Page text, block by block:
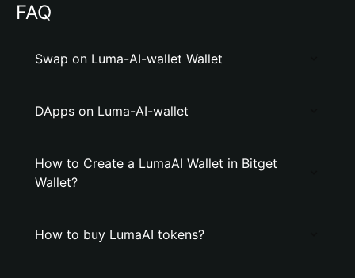
FAQ
Swap on Luma-AI-wallet Wallet
DApps on Luma-AI-wallet
How to Create a LumaAI Wallet in Bitget
Wallet?
How to buy LumaAI tokens?